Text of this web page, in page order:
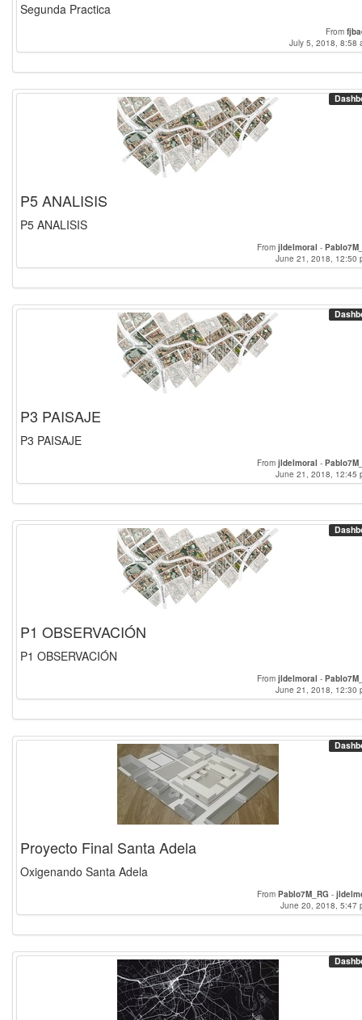
Segunda Practica
From
July 5, 2018, 8:58
P5 ANALISIS
P5 ANALISIS
From jldelmoral -
June 21, 2018, 12:50
P3 PAISAJE
P3 PAISAJE
From jldelmoral -
June 21, 2018, 12:45
P1 OBSERVACIÓN
P1 OBSERVACIÓN
From jldelmoral -
June 21, 2018, 12:30
Proyecto Final Santa Adela
Oxigenando Santa Adela
From Pablo7M_RG -
June 20, 2018, 5:47